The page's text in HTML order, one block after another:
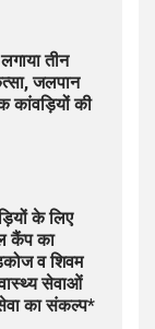
तीन
जलपान
कांवड़ियों की
के लिए
कैंप का
व शिवम
सेवाओं
का संकल्प*